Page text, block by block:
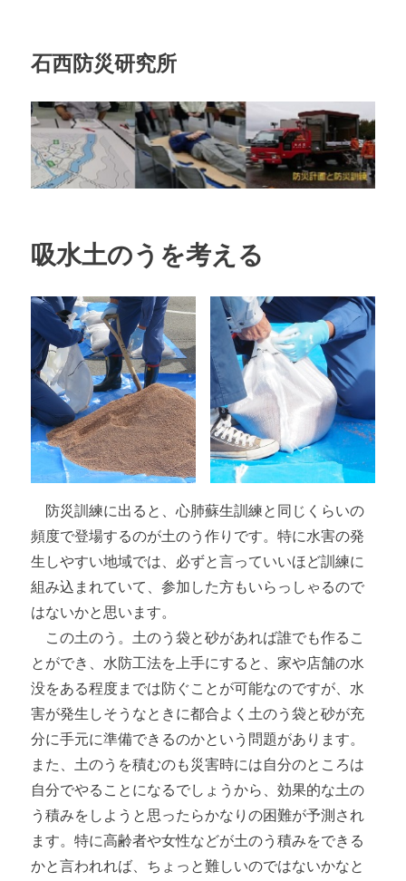
石西防災研究所
吸水土のうを考える
防災訓練に出ると、心肺蘇生訓練と同じくらいの
頻度で登場するのが土のう作りです。特に水害の発
生しやすい地域では、必ずと言っていいほど訓練に
組み込まれていて、参加した方もいらっしゃるので
はないかと思います。
この土のう。土のう袋と砂があれば誰でも作るこ
とができ、水防工法を上手にすると、家や店舗の水
没をある程度までは防ぐことが可能なのですが、水
害が発生しそうなときに都合よく土のう袋と砂が充
分に手元に準備できるのかという問題があります。
また、土のうを積むのも災害時には自分のところは
自分でやることになるでしょうから、効果的な土の
う積みをしようと思ったらかなりの困難が予測され
ます。特に高齢者や女性などが土のう積みをできる
かと言われれば、ちょっと難しいのではないかなと